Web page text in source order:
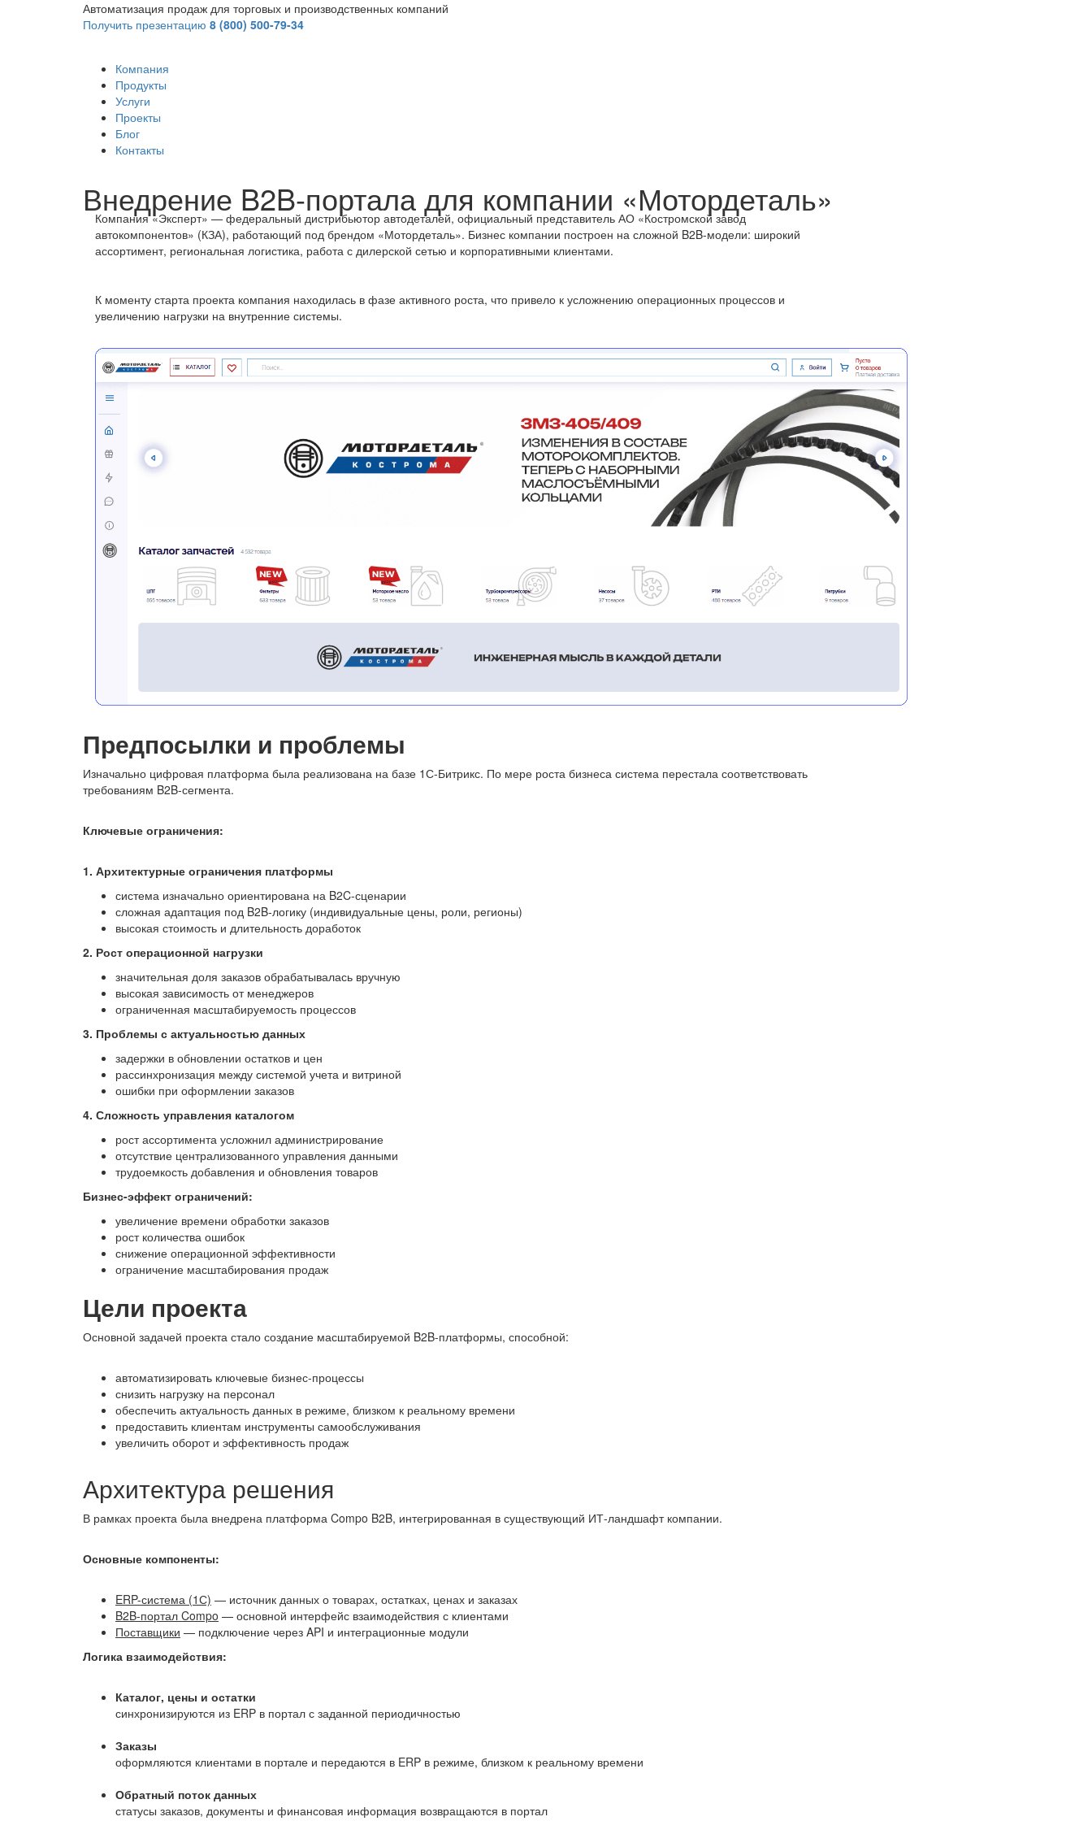
Автоматизация продаж для торговых и производственных компаний
Получить презентацию 8 (800) 500-79-34
Компания
Продукты
Услуги
Проекты
Блог
Контакты
Внедрение B2B-портала для компании «Мотордеталь»
Компания «Эксперт» — федеральный дистрибьютор автодеталей, официальный представитель АО «Костромской завод
автокомпонентов» (КЗА), работающий под брендом «Мотордеталь». Бизнес компании построен на сложной B2B-модели: широкий
ассортимент, региональная логистика, работа с дилерской сетью и корпоративными клиентами.
К моменту старта проекта компания находилась в фазе активного роста, что привело к усложнению операционных процессов и
увеличению нагрузки на внутренние системы.
Предпосылки и проблемы
Изначально цифровая платформа была реализована на базе 1С-Битрикс. По мере роста бизнеса система перестала соответствовать
требованиям B2B-сегмента.
Ключевые ограничения:
1. Архитектурные ограничения платформы
система изначально ориентирована на B2C-сценарии
сложная адаптация под B2B-логику (индивидуальные цены, роли, регионы)
высокая стоимость и длительность доработок
2. Рост операционной нагрузки
значительная доля заказов обрабатывалась вручную
высокая зависимость от менеджеров
ограниченная масштабируемость процессов
3. Проблемы с актуальностью данных
задержки в обновлении остатков и цен
рассинхронизация между системой учета и витриной
ошибки при оформлении заказов
4. Сложность управления каталогом
рост ассортимента усложнил администрирование
отсутствие централизованного управления данными
трудоемкость добавления и обновления товаров
Бизнес-эффект ограничений:
увеличение времени обработки заказов
рост количества ошибок
снижение операционной эффективности
ограничение масштабирования продаж
Цели проекта
Основной задачей проекта стало создание масштабируемой B2B-платформы, способной:
автоматизировать ключевые бизнес-процессы
снизить нагрузку на персонал
обеспечить актуальность данных в режиме, близком к реальному времени
предоставить клиентам инструменты самообслуживания
увеличить оборот и эффективность продаж
Архитектура решения
В рамках проекта была внедрена платформа Compo B2B, интегрированная в существующий ИТ-ландшафт компании.
Основные компоненты:
ERP-система (1С) — источник данных о товарах, остатках, ценах и заказах
B2B-портал Compo — основной интерфейс взаимодействия с клиентами
Поставщики — подключение через API и интеграционные модули
Логика взаимодействия:
Каталог, цены и остатки
синхронизируются из ERP в портал с заданной периодичностью
Заказы
оформляются клиентами в портале и передаются в ERP в режиме, близком к реальному времени
Обратный поток данных
статусы заказов, документы и финансовая информация возвращаются в портал